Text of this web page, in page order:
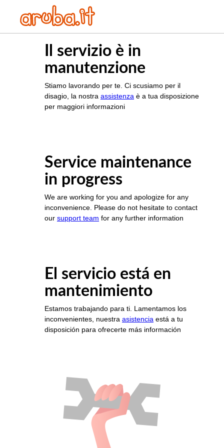
Il servizio è in
manutenzione
Stiamo lavorando per te. Ci scusiamo per il
disagio, la nostra assistenza è a tua disposizione
per maggiori informazioni
Service maintenance
in progress
We are working for you and apologize for any
inconvenience. Please do not hesitate to contact
our support team for any further information
El servicio está en
mantenimiento
Estamos trabajando para ti. Lamentamos los
inconvenientes, nuestra asistencia está a tu
disposición para ofrecerte más información